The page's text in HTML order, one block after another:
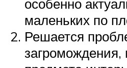
особенно
маленьких по
Решается
загромождения,